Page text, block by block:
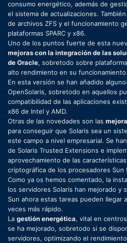
consumo energético, además de
el sistema de actualizaciones.
de archivos ZFS y el funcionamiento
plataformas SPARC y x86.
Uno de los puntos fuerte de esta
mejoras con la integración de las
de Oracle, sobretodo sobre
alto rendimiento en su funcionamiento.
En esta versión se han añadido
OpenSolaris, sobretodo en aquellos
compatibilidad de las aplicaciones
x86 de Intel y AMD.
Otras de las novedades son las
para conseguir que Solaris sea un
este campo a nivel empresarial. Se
de Solaris Trusted Extensions e
aprovechamiento de las
criptográfica de los procesadores Sun
Como ya os hemos comentado, la
los servidores Solaris han mejorado y
Sun ahora estas tareas pueden llegar
veces más rápido.
La gestión energética, vital en
se ha mejorado, sobretodo si se
servidores, optimizando el